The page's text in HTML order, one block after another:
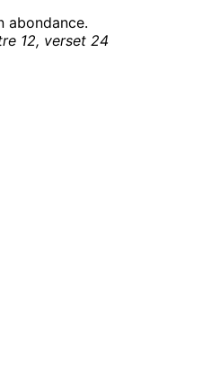
abondance.
12, verset 24